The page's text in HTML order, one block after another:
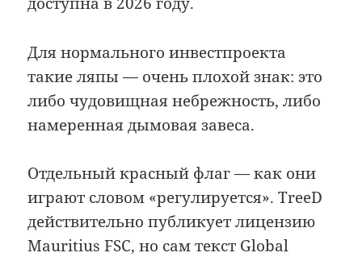
Для нормального инвестпроекта
такие ляпы — очень плохой знак: это
либо чудовищная небрежность, либо
намеренная дымовая завеса.
Отдельный красный флаг — как они
играют словом «регулируется». TreeD
действительно публикует лицензию
Mauritius FSC, но сам текст Global